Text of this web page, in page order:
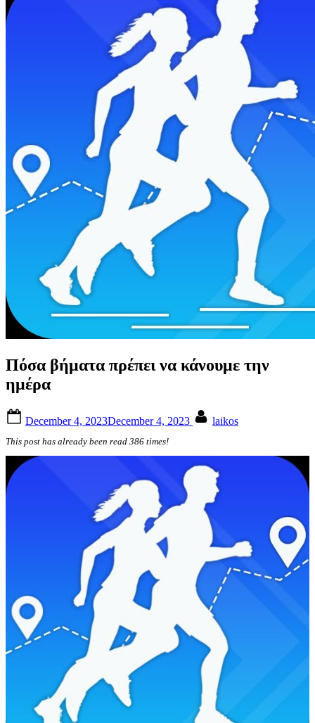
Πόσα βήματα πρέπει να κάνουμε την
ημέρα
on
December 4, 2023December 4, 2023 laikos
This post has already been read 386 times!